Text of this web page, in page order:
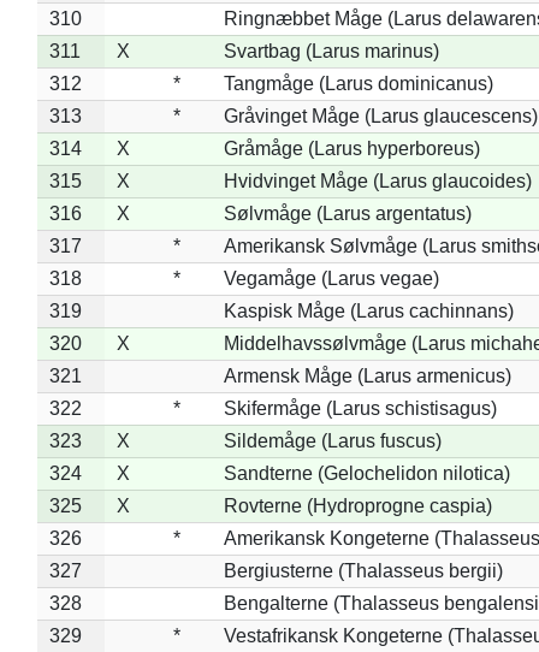
310
Ringnæbbet Måge (Larus
311
X
Svartbag (Larus marinus)
312
*
Tangmåge (Larus dominicanus)
313
*
Gråvinget Måge (Larus glaucescens)
314
X
Gråmåge (Larus hyperboreus)
315
X
Hvidvinget Måge (Larus glaucoides)
316
X
Sølvmåge (Larus argentatus)
317
*
Amerikansk Sølvmåge (Larus
318
*
Vegamåge (Larus vegae)
319
Kaspisk Måge (Larus cachinnans)
320
X
Middelhavssølvmåge (Larus
321
Armensk Måge (Larus armenicus)
322
*
Skifermåge (Larus schistisagus)
323
X
Sildemåge (Larus fuscus)
324
X
Sandterne (Gelochelidon nilotica)
325
X
Rovterne (Hydroprogne caspia)
326
*
Amerikansk Kongeterne
327
Bergiusterne (Thalasseus bergii)
328
Bengalterne (Thalasseus
329
*
Vestafrikansk Kongeterne